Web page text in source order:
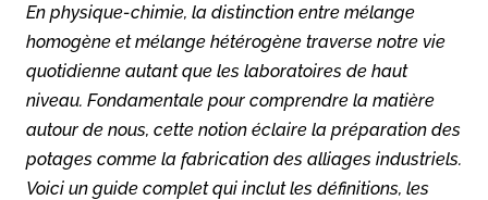
En physique-chimie, la distinction entre mélange
homogène et mélange hétérogène traverse notre vie
quotidienne autant que les laboratoires de haut
niveau. Fondamentale pour comprendre la matière
autour de nous, cette notion éclaire la préparation des
potages comme la fabrication des alliages industriels.
Voici un guide complet qui inclut les définitions, les